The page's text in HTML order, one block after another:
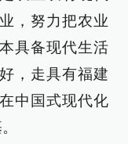
，努力把农业
具备现代生活
，走具有福建
中国式现代化